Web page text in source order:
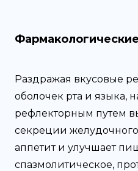
Раздражая вкусовые
оболочек рта и языка,
рефлекторным путем
секреции
аппетит и улучшает
спазмолитическое,